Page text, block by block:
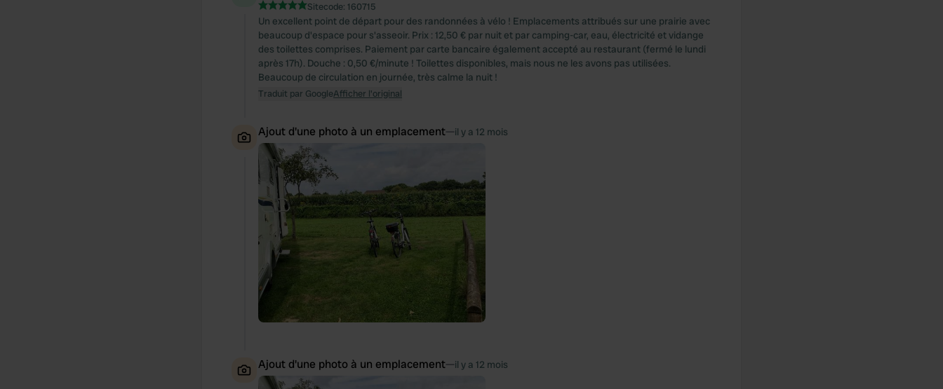
Sitecode: 160715
Un excellent point de départ pour des randonnées à vélo ! Emplacements attribués sur une prairie avec
beaucoup d'espace pour s'asseoir. Prix : 12,50 € par nuit et par camping-car, eau, électricité et vidange
des toilettes comprises. Paiement par carte bancaire également accepté au restaurant (fermé le lundi
après 17h). Douche : 0,50 €/minute ! Toilettes disponibles, mais nous ne les avons pas utilisées.
Beaucoup de circulation en journée, très calme la nuit !
Traduit par GoogleAfficher l'original
Ajout d'une photo à un emplacement—il y a 12 mois
Ajout d'une photo à un emplacement—il y a 12 mois